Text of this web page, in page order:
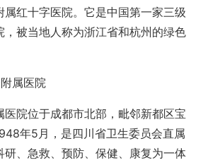
属红十字医院。它是中国第一家三级
，被当地人称为浙江省和杭州的绿色
属医院
医院位于成都市北部，毗邻新都区宝
年5月，是四川省卫生委员会直属
研、急救、预防、保健、康复为一体